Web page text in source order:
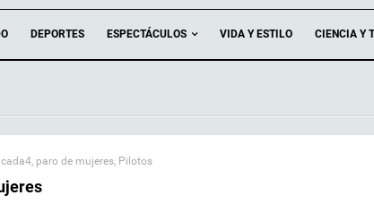
DEPORTES ESPECTÁCULOS VIDA Y ESTILO CIENCIA Y
, paro de mujeres, Pilotos